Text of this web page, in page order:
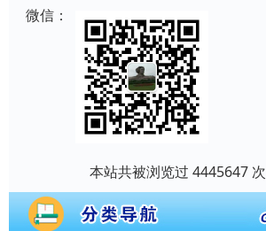
微信：
本站共被浏览过 4445647 次